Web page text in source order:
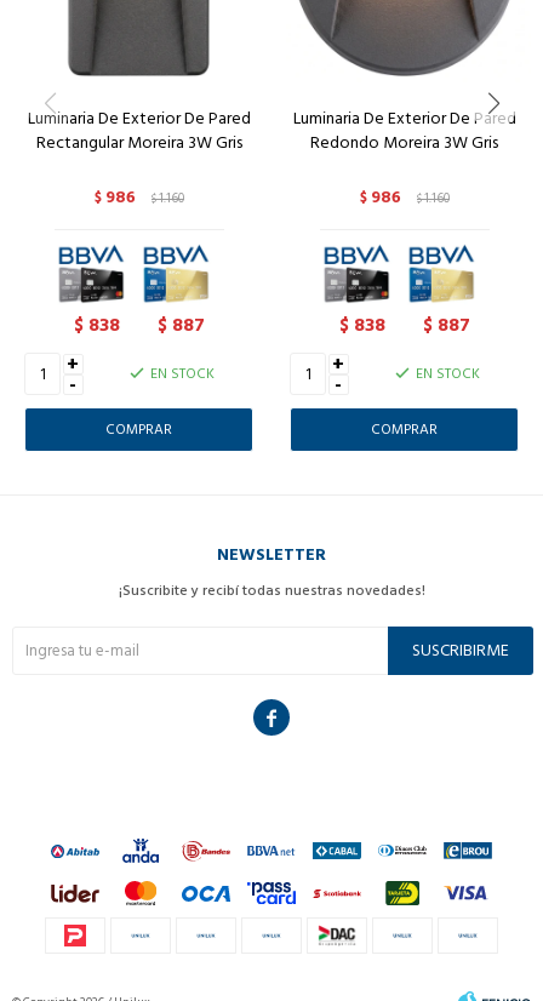
Luminaria De Exterior De Pared
Rectangular Moreira 3W Gris
$ 986 $1.160
$ 838 $ 887
+
- EN STOCK
Luminaria De Exterior De Pared
Redondo Moreira 3W Gris
$ 986 $1.160
$ 838 $ 887
+
- EN STOCK
NEWSLETTER
¡Suscribite y recibí todas nuestras novedades!
SUSCRIBIRME
